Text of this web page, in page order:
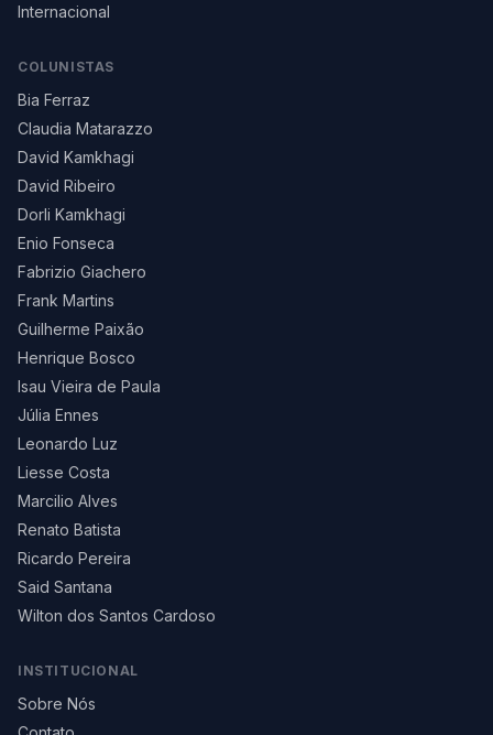
Internacional
COLUNISTAS
Bia Ferraz
Claudia Matarazzo
David Kamkhagi
David Ribeiro
Dorli Kamkhagi
Enio Fonseca
Fabrizio Giachero
Frank Martins
Guilherme Paixão
Henrique Bosco
Isau Vieira de Paula
Júlia Ennes
Leonardo Luz
Liesse Costa
Marcilio Alves
Renato Batista
Ricardo Pereira
Said Santana
Wilton dos Santos Cardoso
INSTITUCIONAL
Sobre Nós